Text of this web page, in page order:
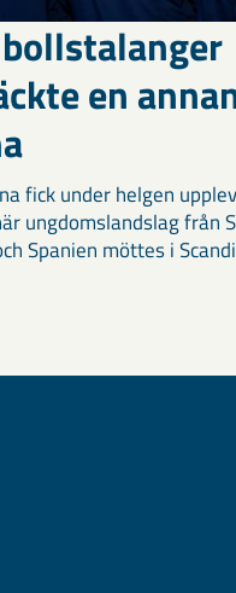
en
fick under helgen
ungdomslandslag från
Spanien möttes i